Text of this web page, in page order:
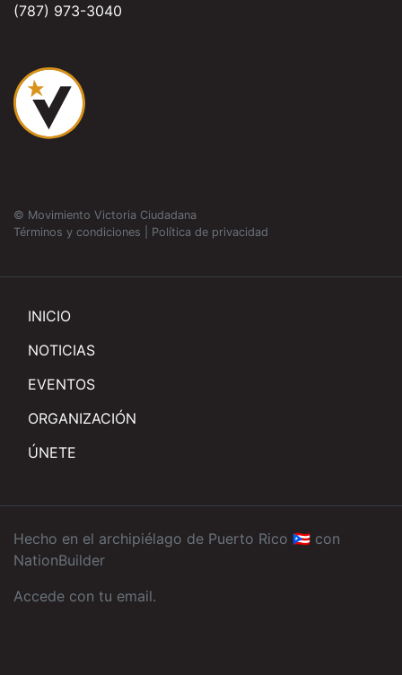
(787) 973-3040
© Movimiento Victoria Ciudadana
Términos y condiciones
Política de privacidad
INICIO
NOTICIAS
EVENTOS
ORGANIZACIÓN
ÚNETE
Hecho en el archipiélago de Puerto Rico 🇵🇷 con
NationBuilder
Accede con tu email.